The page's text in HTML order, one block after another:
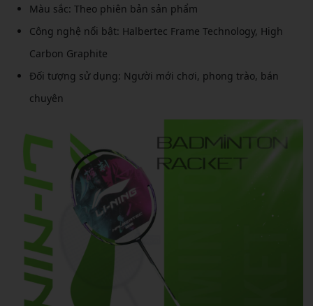
Màu sắc: Theo phiên bản sản phẩm
Công nghệ nổi bật: Halbertec Frame Technology, High
Carbon Graphite
Đối tượng sử dụng: Người mới chơi, phong trào, bán
chuyên